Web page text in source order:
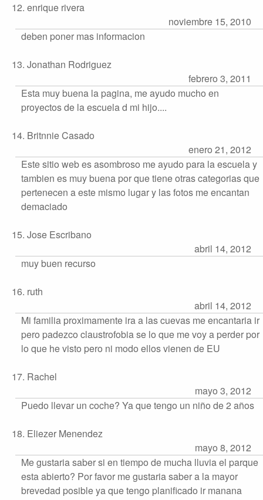
12. enrique rivera
noviembre 15, 2010
deben poner mas informacion
13. Jonathan Rodriguez
febrero 3, 2011
Esta muy buena la pagina, me ayudo mucho en
proyectos de la escuela d mi hijo....
14. Britnnie Casado
enero 21, 2012
Este sitio web es asombroso me ayudo para la escuela y
tambien es muy buena por que tiene otras categorias que
pertenecen a este mismo lugar y las fotos me encantan
demaciado
15. Jose Escribano
abril 14, 2012
muy buen recurso
16. ruth
abril 14, 2012
Mi familia proximamente ira a las cuevas me encantaria ir
pero padezco claustrofobia se lo que me voy a perder por
lo que he visto pero ni modo ellos vienen de EU
17. Rachel
mayo 3, 2012
Puedo llevar un coche? Ya que tengo un niño de 2 años
18. Eliezer Menendez
mayo 8, 2012
Me gustaria saber si en tiempo de mucha lluvia el parque
esta abierto? Por favor me gustaria saber a la mayor
brevedad posible ya que tengo planificado ir manana